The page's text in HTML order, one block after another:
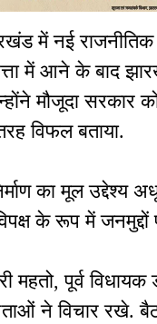
में नई
में आने के बाद
मौजूदा सरकार
विफल बताया.
का मूल
के रूप में
महतो, पूर्व
ने विचार रखे.